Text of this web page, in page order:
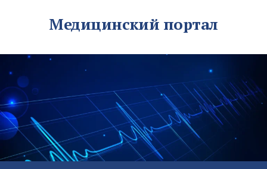
Медицинский портал